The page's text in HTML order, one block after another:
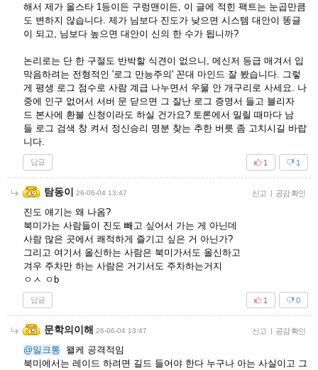
해서 제가 올스타 1등이든 구렁맨이든, 이 글에 적힌 팩트는 눈곱만큼
도 변하지 않습니다. 제가 님보다 진도가 낮으면 시스템 대안이 똥글
이 되고, 님보다 높으면 대안이 신의 한 수가 됩니까?
논리로는 단 한 구절도 반박할 식견이 없으니, 메신저 등급 매겨서 입
막음하려는 전형적인 '로그 만능주의' 꼰대 마인드 잘 봤습니다. 그렇
게 평생 로그 점수로 사람 계급 나누면서 우물 안 개구리로 사세요. 나
중에 인구 없어서 서버 문 닫으면 그 잘난 로그 증명서 들고 블리자
드 본사에 환불 신청이라도 하실 건가요? 토론에서 밀릴 때마다 남
들 로그 검색 창 켜서 정신승리 명분 찾는 추한 버릇 좀 고치시길 바랍
니다.
답글 1
1
탐동이 26-06-04 13:47 신고 | 공감 확인
진도 얘기는 왜 나옴?
북미가는 사람들이 진도 빼고 싶어서 가는 게 아닌데
사람 많은 곳에서 쾌적하게 즐기고 싶은 거 아닌가?
그리고 여기서 올신하는 사람은 북미가서도 올신하고
겨우 주차만 하는 사람은 거기서도 주차하는거지
ㅇㅅ ㅇb
답글 0
1
문학의이해 26-06-04 13:47 신고 | 공감 확인
@밀크통 왤케 공격적임
북미에서는 레이드 하려면 길드 들어야 한다 누구나 아는 사실이고 그